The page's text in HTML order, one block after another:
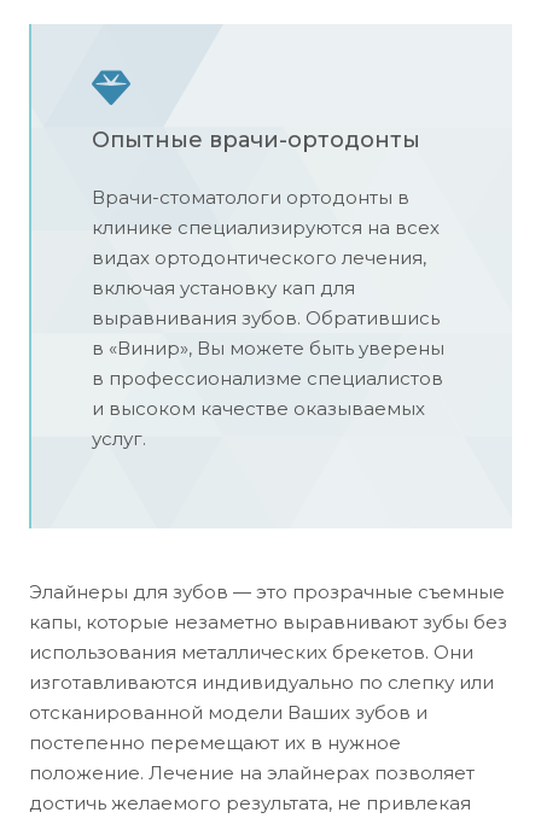
Опытные врачи-ортодонты
Врачи-стоматологи ортодонты в
клинике специализируются на всех
видах ортодонтического лечения,
включая установку кап для
выравнивания зубов. Обратившись
в «Винир», Вы можете быть уверены
в профессионализме специалистов
и высоком качестве оказываемых
услуг.
Элайнеры для зубов — это прозрачные съемные
капы, которые незаметно выравнивают зубы без
использования металлических брекетов. Они
изготавливаются индивидуально по слепку или
отсканированной модели Ваших зубов и
постепенно перемещают их в нужное
положение. Лечение на элайнерах позволяет
достичь желаемого результата, не привлекая